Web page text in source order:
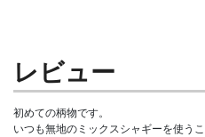
レビュー
初めての柄物です。
いつも無地のミックスシャギーを使う